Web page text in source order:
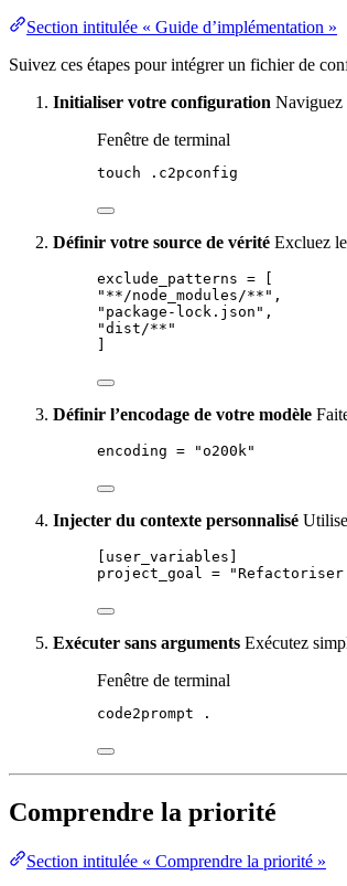
Section intitulée « Guide d’implémentation »
Suivez ces étapes pour intégrer un fichier de
Initialiser votre configuration Naviguez
Fenêtre de terminal
touch .c2pconfig
Définir votre source de vérité Excluez
exclude_patterns = [
" **/node_modules/** " ,
" package-lock.json " ,
"dist/** "
Définir l’encodage de votre modèle
encoding = "o200k "
Injecter du contexte personnalisé
[user_variables]
project_goal
= "
Exécuter sans arguments Exécutez
Fenêtre de terminal
code2prompt .
Comprendre la priorité
Section intitulée « Comprendre la priorité »